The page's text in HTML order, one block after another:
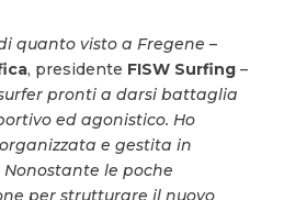
quanto visto a Fregene –
, presidente FISW Surfing–
pronti a darsi battaglia
ed agonistico. Ho
e gestita in
le poche
per strutturare il nuovo